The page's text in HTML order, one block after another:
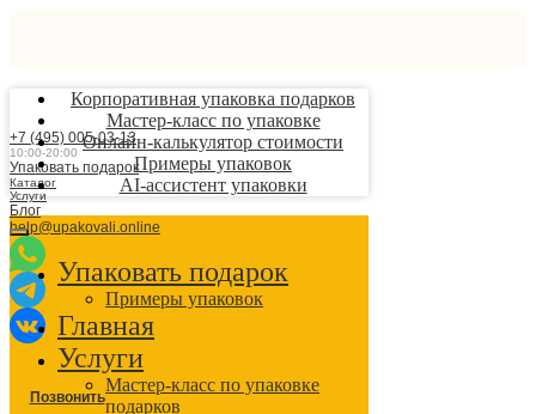
+7 (495) 005-03-13
10:00-20:00
Упаковать подарок
Каталог
Услуги
Блог
help@upakovali.online
Позвонить
Корпоративная упаковка подарков
Мастер-класс по упаковке
Онлайн-калькулятор стоимости
Примеры упаковок
AI-ассистент упаковки
Упаковать подарок
Примеры упаковок
Главная
Услуги
Мастер-класс по упаковке
подарков